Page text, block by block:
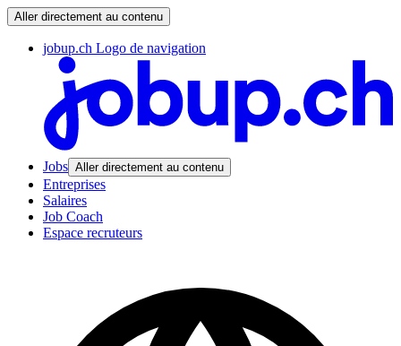
Aller directement au contenu
jobup.ch Logo de navigation
Jobs Aller directement au contenu
Entreprises
Salaires
Job Coach
Espace recruteurs